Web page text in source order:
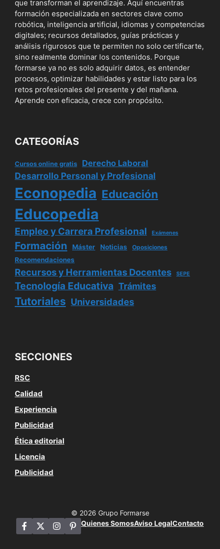
que transforman el aprendizaje. Aquí encuentras
formación especializada en sectores clave como
robótica, inteligencia artificial, idiomas y competencias
digitales; recursos detallados, guías prácticas y
análisis rigurosos que te permiten no solo certificarte,
sino realmente dominar los contenidos. Porque
formarse ya no es solo adquirir datos, es entender
procesos, optimizar habilidades y estar listo para los
retos profesionales del presente y del mañana.
Aprende con eficacia, crece con propósito.
CATEGORÍAS
Cursos online gratis Derecho Laboral
Desarrollo Personal y Profesional
Econopedia Educación
Educopedia
Empleo y Carrera Profesional Exámenes
Formación Máster Noticias Oposiciones
Recomendaciones
Recursos y Herramientas Docentes SEPE
Tecnología Educativa Trámites
Tutoriales Universidades
SECCIONES
RSC
Calidad
Experiencia
Publicidad
Ética editorial
Licencia
Publicidad
© 2026 Grupo Formarse
Quienes SomosAviso LegalContacto